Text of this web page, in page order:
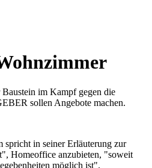
im Kampf gegen die
sollen Angebote machen.
spricht in seiner Erläuterung zur
Homeoffice anzubieten, "soweit
möglich ist".